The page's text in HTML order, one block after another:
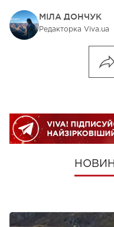
МІЛА ДОНЧУК
Редакторка Viva.ua